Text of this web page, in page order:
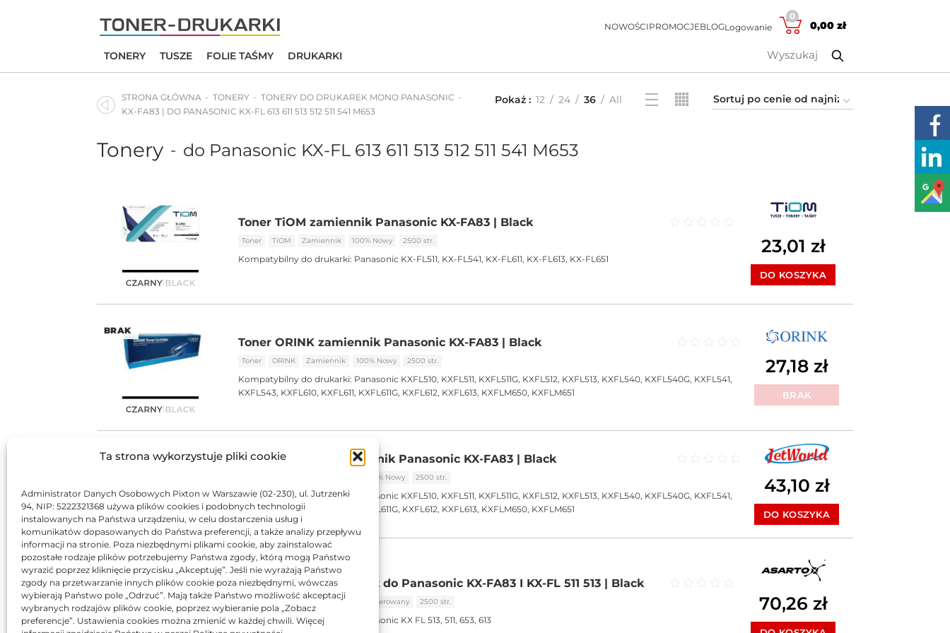
Ta strona wykorzystuje pliki cookie
Administrator Danych Osobowych Pixton w Warszawie (02-230), ul. Jutrzenki
94, NIP: 5222321368 używa plików cookies i podobnych technologii
instalowanych na Państwa urządzeniu, w celu dostarczenia usług i
komunikatów dopasowanych do Państwa preferencji, a także analizy przepływu
informacji na stronie. Poza niezbędnymi plikami cookie, aby zainstalować
pozostałe rodzaje plików potrzebujemy Państwa zgody, którą mogą Państwo
wyrazić poprzez kliknięcie przycisku „Akceptuję”. Jeśli nie wyrażają Państwo
zgody na przetwarzanie innych plików cookie poza niezbędnymi, wówczas
wybierają Państwo pole „Odrzuć”. Mają także Państwo możliwość akceptacji
wybranych rodzajów plików cookie, poprzez wybieranie pola „Zobacz
preferencje”. Ustawienia cookies można zmienić w każdej chwili. Więcej
NOWOŚCIPROMOCJEBLOGLogowanie
0
0,00 zł
TONERY TUSZE FOLIE TAŚMY DRUKARKI
STRONA GŁÓWNA TONERY
TONERY DO DRUKAREK MONO PANASONIC
KX-FA83 | DO PANASONIC KX-FL 613 611 513 512 511 541 M653
Pokaż 12 24 36 All
Tonery - do Panasonic KX-FL 613 611 513 512 511 541 M653
Toner TiOM zamiennik Panasonic KX-FA83 | Black
0
Toner TiOM Zamiennik 100% Nowy 2500 str.
Kompatybilny do drukarki: Panasonic KX-FL511, KX-FL541, KX-FL611, KX-FL613, KX-FL651
23,01 zł
DO KOSZYKA
BRAK
Toner ORINK zamiennik Panasonic KX-FA83 | Black
Toner ORINK Zamiennik 100% Nowy 2500 str.
Kompatybilny do drukarki: Panasonic KXFL510, KXFL511, KXFL511G, KXFL512, KXFL513, KXFL540, KXFL540G, KXFL541,
KXFL543, KXFL610, KXFL611, KXFL611G, KXFL612, KXFL613, KXFLM650, KXFLM651
27,18 zł
BRAK
Toner JetWorld zamiennik Panasonic KX-FA83 | Black
100% Nowy 2500 str.
Kompatybilny do drukarki:
Panasonic KXFL510, KXFL511, KXFL511G, KXFL512, KXFL513, KXFL540, KXFL540G, KXFL541,
KXFL543, KXFL610, KXFL611, KXFL611G, KXFL612, KXFL613, KXFLM650, KXFLM651
43,10 zł
DO KOSZYKA
Toner Asarto zamiennik do Panasonic KX-FA83 I KX-FL 511 513 | Black
Oceniono 0
Toner Asarto Zamiennik Regenerowany 2500 str.
Kompatybilny do drukarki: Panasonic KX FL 513, 511, 653, 613
70,26 zł